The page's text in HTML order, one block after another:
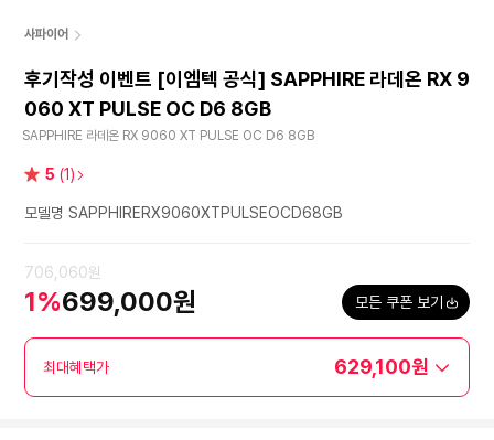
사파이어
후기작성 이벤트 [이엠텍 공식] SAPPHIRE 라데온 RX 9
060 XT PULSE OC D6 8GB
SAPPHIRE 라데온 RX 9060 XT PULSE OC D6 8GB
별 5 (1)
모델명 SAPPHIRERX9060XTPULSEOCD68GB
706,060원
1%699,000원 모든 쿠폰 보기
최대혜택가 629,100원